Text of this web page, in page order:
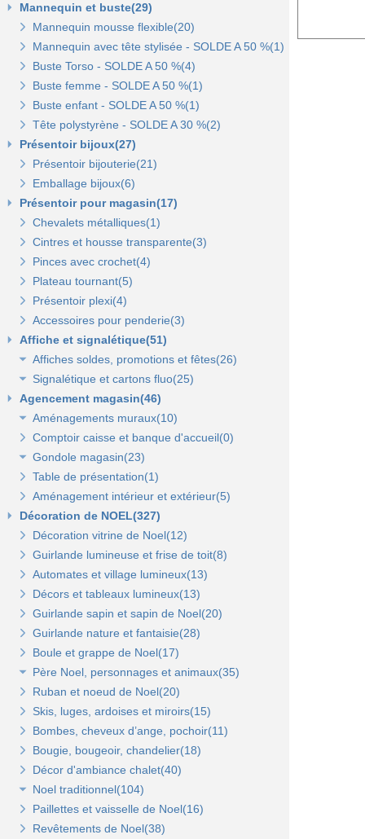
Pinces crevettes(2)
Etiquettes à trou(0)
Etiquettes cadeaux autocollantes(11)
Etiquettes soldes et promo autocollantes(12)
Etiquettes soldes, remises et promo(9)
Etiquettes pour commerce et cartes cadeaux(15)
Porte-prix(14)
Porte-étiquette à pince et à clipser(7)
Cartes cadeaux(2)
Scotch, stylo, post-it(11)
Epingles(1)
Fil nylon(0)
Mannequin et buste(29)
Mannequin mousse flexible(20)
Mannequin avec tête stylisée - SOLDE A 50 %(1)
Buste Torso - SOLDE A 50 %(4)
Buste femme - SOLDE A 50 %(1)
Buste enfant - SOLDE A 50 %(1)
Tête polystyrène - SOLDE A 30 %(2)
Présentoir bijoux(27)
Présentoir bijouterie(21)
Emballage bijoux(6)
Présentoir pour magasin(17)
Chevalets métalliques(1)
Cintres et housse transparente(3)
Pinces avec crochet(4)
Plateau tournant(5)
Présentoir plexi(4)
Accessoires pour penderie(3)
Affiche et signalétique(51)
Affiches soldes, promotions et fêtes(26)
Affiches fêtes(5)
Affiches soldes(21)
Signalétique et cartons fluo(25)
Cartons fluo(13)
Plaques signalétiques(10)
Tableaux horaires(2)
Agencement magasin(46)
Aménagements muraux(10)
Panneaux rainurés et accessoires(10)
Panneaux rainurés(0)
Rails et profils(0)
Gondole panneau rainuré(2)
Broches pour panneaux(3)
Tablettes bois et supports(3)
Tablettes verre et supports(3)
Autres supports(5)
Bras et penderies pour panneaux standard(0)
Panneaux en bois Opus(0)
Panneaux Opus(0)
Tablettes bois et supports Opus(0)
Accessoires pour panneaux Opus(0)
Tablettes verre et supports Opus(0)
Comptoir caisse et banque d'accueil(0)
Gondole magasin(23)
Gondoles métalliques fond métal(15)
Gondole simple de départ fond métal(0)
Gondole double de départ(0)
Montant terminal métal(0)
Broches et barres de charge(6)
Penderies et bras fond métal(4)
Tablettes et paniers(5)
Gondoles métalliques fond bois(8)
Gondole simple de départ fond bois(0)
Montant terminal pour fond bois(0)
Penderies et bras fond bois(4)
Tablettes(4)
Table de présentation(1)
Aménagement intérieur et extérieur(5)
Décoration de NOEL(327)
Décoration vitrine de Noel(12)
Guirlande lumineuse et frise de toit(8)
Automates et village lumineux(13)
Décors et tableaux lumineux(13)
Guirlande sapin et sapin de Noel(20)
Guirlande nature et fantaisie(28)
Boule et grappe de Noel(17)
Père Noel, personnages et animaux(35)
Animaux et personnages(18)
Bonhomme de neige(11)
Père Noel(13)
Ruban et noeud de Noel(20)
Skis, luges, ardoises et miroirs(15)
Bombes, cheveux d’ange, pochoir(11)
Bougie, bougeoir, chandelier(18)
Décor d'ambiance chalet(40)
Noel traditionnel(104)
Décorations de sapin(45)
Stickers de Noel(23)
Paillettes et vaisselle de Noel(16)
Revêtements de Noel(38)